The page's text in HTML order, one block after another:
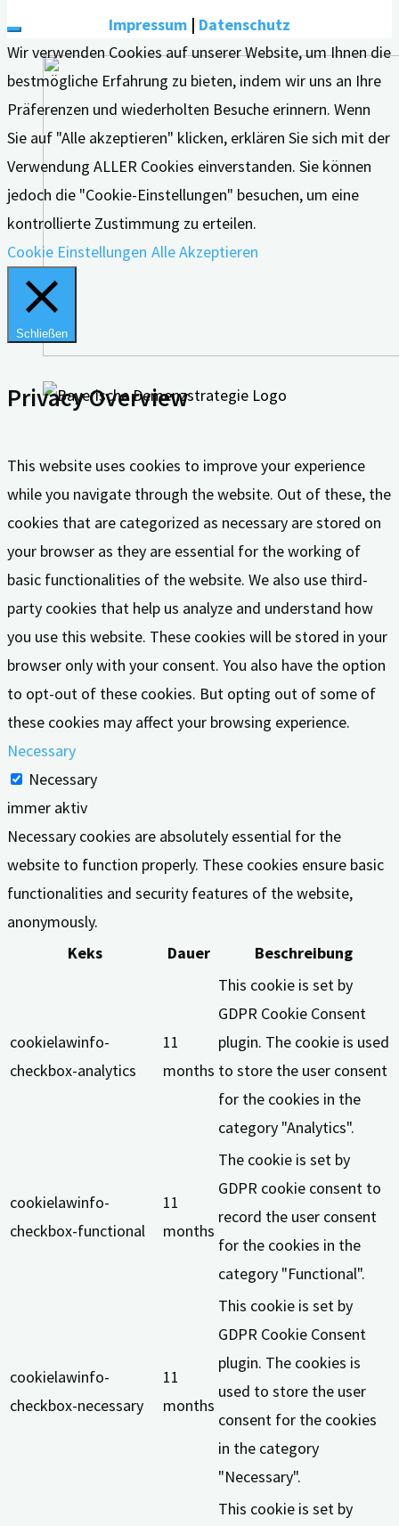
Impressum | Datenschutz
Wir verwenden Cookies auf unserer Website, um Ihnen die
bestmögliche Erfahrung zu bieten, indem wir uns an Ihre
Präferenzen und wiederholten Besuche erinnern. Wenn
Sie auf "Alle akzeptieren" klicken, erklären Sie sich mit der
Verwendung ALLER Cookies einverstanden. Sie können
jedoch die "Cookie-Einstellungen" besuchen, um eine
kontrollierte Zustimmung zu erteilen.
Cookie Einstellungen Alle Akzeptieren
Schließen
Privacy Overview
This website uses cookies to improve your experience
while you navigate through the website. Out of these, the
cookies that are categorized as necessary are stored on
your browser as they are essential for the working of
basic functionalities of the website. We also use third-
party cookies that help us analyze and understand how
you use this website. These cookies will be stored in your
browser only with your consent. You also have the option
to opt-out of these cookies. But opting out of some of
these cookies may affect your browsing experience.
Necessary
Necessary
immer aktiv
Necessary cookies are absolutely essential for the
website to function properly. These cookies ensure basic
functionalities and security features of the website,
anonymously.
Keks
Dauer Beschreibung
cookielawinfo-
checkbox-analytics
11
months
This cookie is set by
GDPR Cookie Consent
plugin. The cookie is used
to store the user consent
for the cookies in the
category "Analytics".
cookielawinfo-
checkbox-functional
11
months
The cookie is set by
GDPR cookie consent to
record the user consent
for the cookies in the
category "Functional".
cookielawinfo-
checkbox-necessary
11
months
This cookie is set by
GDPR Cookie Consent
plugin. The cookies is
used to store the user
consent for the cookies
in the category
"Necessary".
This cookie is set by